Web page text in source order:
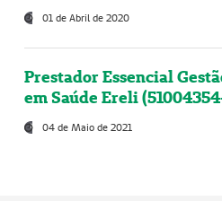
01 de Abril de 2020
Prestador Essencial
em Saúde Ereli
04 de Maio de 2021